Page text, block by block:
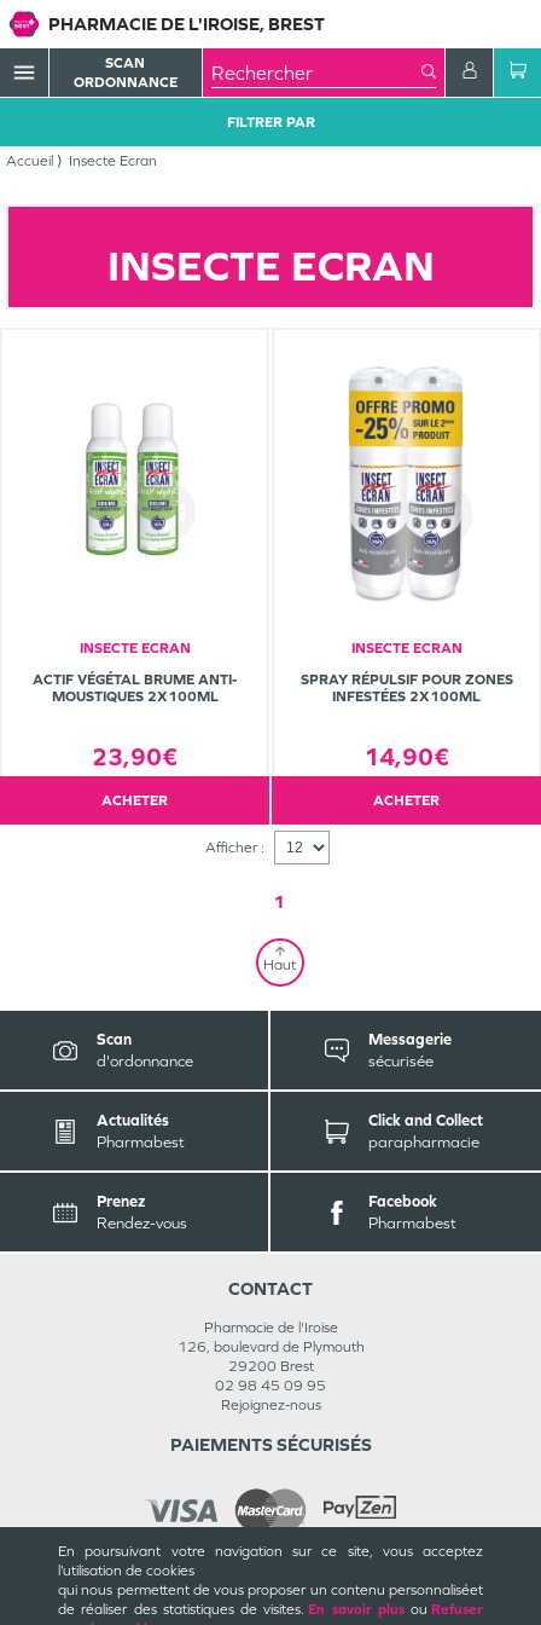
En poursuivant votre navigation sur ce site, vous acceptez
l’utilisation de cookies
qui nous permettent de vous proposer un contenu personnaliséet
de réaliser des statistiques de visites. En savoir plusou Refuser
PHARMACIE DE L'IROISE, BREST
menu
SCAN
ORDONNANCE
Accueil Insecte Ecran
FILTRER PAR
INSECTE ECRAN
INSECTE ECRAN
ACTIF VÉGÉTAL BRUME ANTI-
MOUSTIQUES 2X100ML
23,90€
ACHETER
INSECTE ECRAN
SPRAY RÉPULSIF POUR ZONES
INFESTÉES 2X100ML
14,90€
ACHETER
Afficher :
1
Haut
Scan
d'ordonnance
Messagerie
sécurisée
Actualités
Pharmabest
Click and Collect
parapharmacie
Prenez
Rendez-vous
Facebook
Pharmabest
CONTACT
Pharmacie de l'Iroise
126, boulevard de Plymouth
29200 Brest
02 98 45 09 95
Rejoignez-nous
CGU / CGV
PAIEMENTS SÉCURISÉS